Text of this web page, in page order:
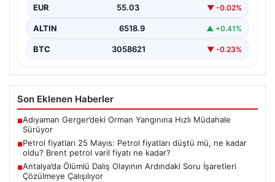
EUR 55.03 ▼ -0.02%
ALTIN 6518.9 ▲ +0.41%
BTC 3058621 ▼ -0.23%
Son Eklenen Haberler
■Adıyaman Gerger’deki Orman Yangınına Hızlı Müdahale
Sürüyor
■Petrol fiyatları 25 Mayıs: Petrol fiyatları düştü mü, ne kadar
oldu? Brent petrol varil fiyatı ne kadar?
■Antalya’da Ölümlü Dalış Olayının Ardındaki Soru İşaretleri
Çözülmeye Çalışılıyor